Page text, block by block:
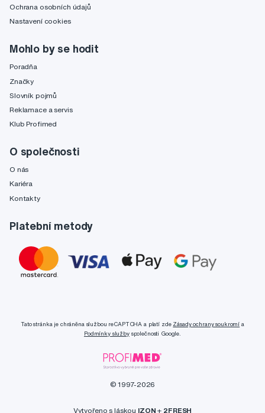
Ochrana osobních údajů
Nastavení cookies
Mohlo by se hodit
Poradňa
Značky
Slovník pojmů
Reklamace a servis
Klub Profimed
O společnosti
O nás
Kariéra
Kontakty
Platební metody
Tato stránka je chráněna službou reCAPTCHA a platí zde Zásady ochrany soukromí a
Podmínky službyspolečnosti Google.
© 1997-2026
Vytvořeno s láskou IZON + 2FRESH